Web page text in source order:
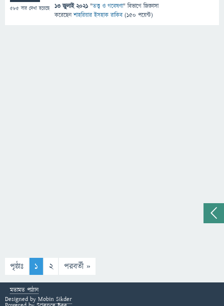
585 বার দেখা হয়েছে 13 জুলাই 2021 "তত্ত্ব ও গবেষণা" বিভাগে জিজ্ঞাসা
করেছেনশাহরিয়ার ইসহাক রাকিব (150 পয়েন্ট)
পৃষ্ঠাঃ 1 2 পরবর্তী »
মতামত পাঠান
Designed by Mobin Sikder